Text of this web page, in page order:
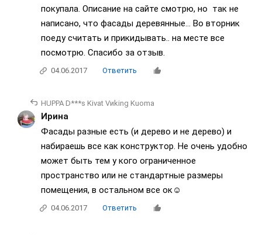
покупала. Описание на сайте смотрю, но так не
написано, что фасады деревянные... Во вторник
поеду считать и прикидывать.. на месте все
посмотрю. Спасибо за отзыв.
04.06.2017 Ответить
HUPPA D***s Kivat Vиking Kuoma
Ирина
Фасады разные есть (и дерево и не дерево) и
набираешь все как конструктор. Не очень удобно
может быть тем у кого ограниченное
пространство или не стандартные размеры
помещения, в остальном все ок☺
04.06.2017 Ответить